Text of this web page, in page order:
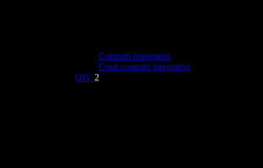
Contratti integrativi
Costi contratti integrativi
OIV 2